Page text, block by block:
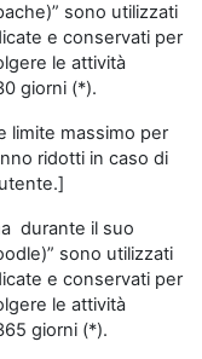
sono utilizzati
e conservati per
le attività
giorni (*).
limite massimo per
ridotti in caso di
durante il suo
sono utilizzati
e conservati per
le attività
giorni (*).